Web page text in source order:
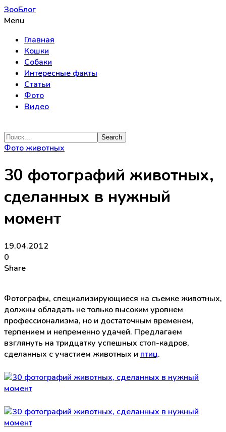
ЗооБлог
Menu
Главная
Кошки
Собаки
Интересные факты
Статьи
Фото
Видео
Фото животных
30 фотографий животных,
сделанных в нужный
момент
19.04.2012
0
Share
Фотографы, специализирующиеся на съемке животных,
должны обладать не только высоким уровнем
профессионализма, но и достаточным временем,
терпением и непременно удачей. Предлагаем
взглянуть на тридцатку успешных стоп-кадров,
сделанных с участием животных и птиц.